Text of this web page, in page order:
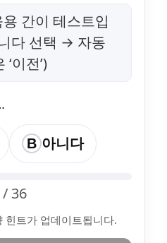
간이 테스트입
다 선택 → 자동
이전’)
B 아니다
/ 36
힌트가 업데이트됩니다.